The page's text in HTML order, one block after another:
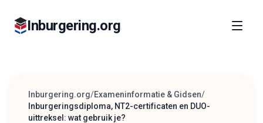
Inburgering.org
Inburgering.org/Exameninformatie & Gidsen/
Inburgeringsdiploma, NT2-certificaten en DUO-
uittreksel: wat gebruik je?